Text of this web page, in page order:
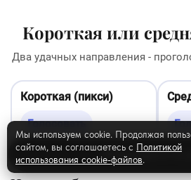
Короткая или
Два удачных направления -
Короткая (пикси)
Голосовать
✨Примерить на
Мы используем cookie. Продолжая
сайтом, вы соглашаетесь с Политикой
использования cookie-файлов.